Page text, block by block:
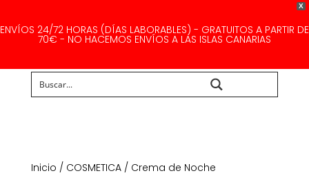
X
ENVÍOS 24/72 HORAS (DÍAS LABORABLES) - GRATUITOS A PARTIR DE
70€ - NO HACEMOS ENVÍOS A LAS ISLAS CANARIAS
Inicio / COSMETICA/ Crema de Noche